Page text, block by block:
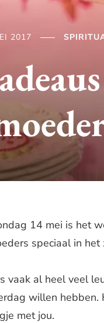
2017
14 mei is het
speciaal in het
vaak al heel veel
willen hebben.
met jou.